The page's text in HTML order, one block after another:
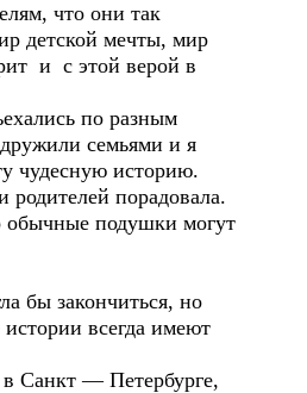
что они так
детской мечты, мир
и с этой верой в
по разным
семьями и я
чудесную историю.
родителей порадовала.
обычные подушки могут
бы закончиться, но
всегда имеют
Санкт — Петербурге,